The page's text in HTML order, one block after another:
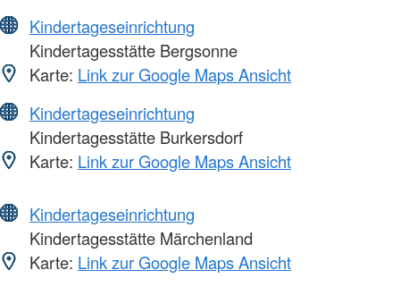
Kindertageseinrichtung
Kindertagesstätte Bergsonne
Karte: Link zur Google Maps Ansicht
Kindertageseinrichtung
Kindertagesstätte Burkersdorf
Karte: Link zur Google Maps Ansicht
Kindertageseinrichtung
Kindertagesstätte Märchenland
Karte: Link zur Google Maps Ansicht